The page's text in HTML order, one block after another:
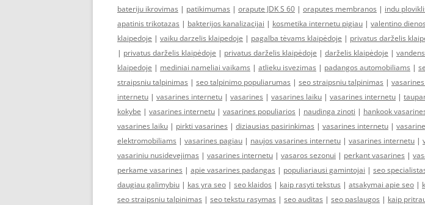
bateriju ikrovimas | patikimumas | orapute JDK S 60 | oraputes membranos | indu
apatinis trikotazas | bakterijos kanalizacijai | kosmetika internetu pigiau | valentino
klaipedoje | vaiku darzelis klaipedoje | pagalba tėvams klaipėdoje | privatus darželis
| privatus darželis klaipėdoje | privatus darželis klaipėdoje | darželis klaipėdoje |
klaipedoje | mediniai nameliai vaikams | atlieku isvezimas | padangos automobiliams |
straipsniu talpinimas | seo talpinimo populiarumas | seo straipsniu talpinimas |
internetu | vasarines internetu | vasarines | vasarines laiku | vasarines internetu |
kokybe | vasarines internetu | vasarines populiarios | naudinga zinoti | hankook
vasarines laiku | pirkti vasarines | diziausias pasirinkimas | vasarines internetu |
elektromobiliams | vasarines pagiau | naujos vasarines internetu | vasarines internetu |
vasariniu nusidevejimas | vasarines internetu | vasaros sezonui | perkant vasarines |
perkame vasarines | apie vasarines padangas | populiariausi gamintojai | seo
daugiau galimybiu | kas yra seo | seo klaidos | kaip rasyti tekstus | atsakymai apie seo |
seo straipsniu talpinimas | seo tekstu rasymas | seo auditas | seo paslaugos | kaip